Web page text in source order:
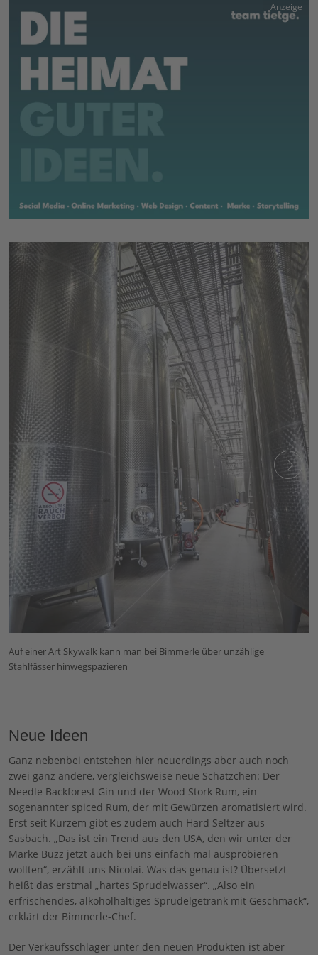
Anzeige
Auf einer Art Skywalk kann man bei Bimmerle über unzählige
Stahlfässer hinwegspazieren
Neue Ideen
Ganz nebenbei entstehen hier neuerdings aber auch noch
zwei ganz andere, vergleichsweise neue Schätzchen: Der
Needle Backforest Gin und der Wood Stork Rum, ein
sogenannter spiced Rum, der mit Gewürzen aromatisiert wird.
Erst seit Kurzem gibt es zudem auch Hard Seltzer aus
Sasbach. „Das ist ein Trend aus den USA, den wir unter der
Marke Buzz jetzt auch bei uns einfach mal ausprobieren
wollten“, erzählt uns Nicolai. Was das genau ist? Übersetzt
heißt das erstmal „hartes Sprudelwasser“. „Also ein
erfrischendes, alkoholhaltiges Sprudelgetränk mit Geschmack“,
erklärt der Bimmerle-Chef.
Der Verkaufsschlager unter den neuen Produkten ist aber